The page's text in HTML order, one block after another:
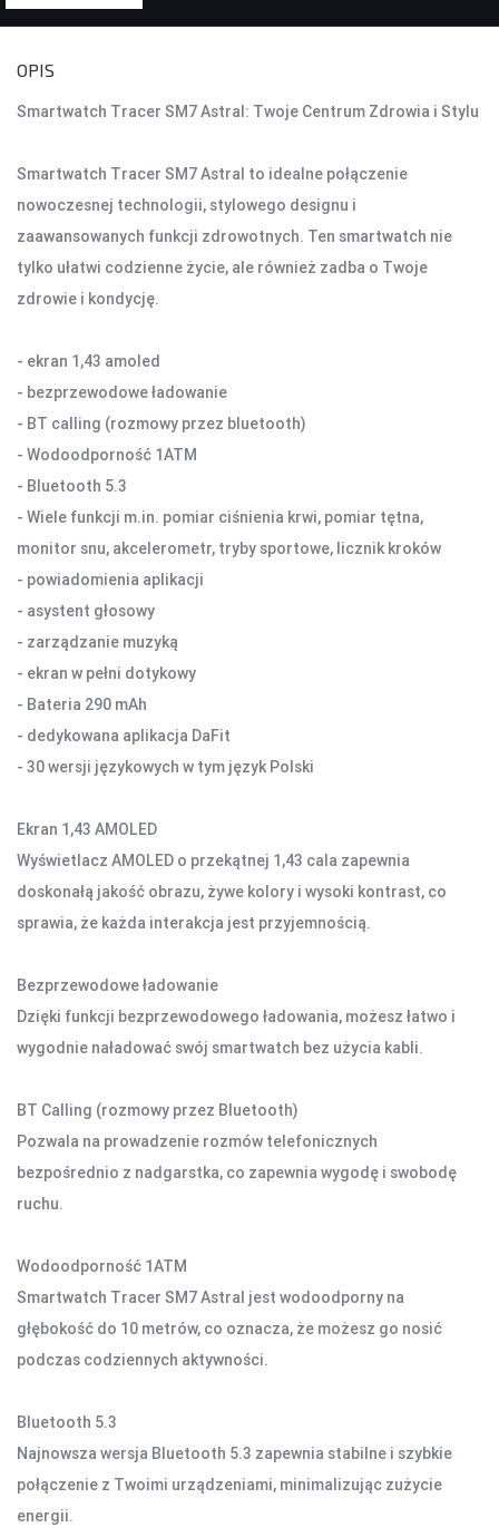
GAMEPADY
AKCESORIA DO NOTEBOOKA
STACJE CHŁODZĄCE
ZASILACZE
KAMERY PC
KAMERY SAMOCHODOWE
AKCESORIA DO KAMER
KAMERY DO MONITORINGU
KAMERY SPORTOWE OUTDOOROWE
APARATY
SMARTWATCHE I TABLETY
SMARTWATCHE
TABLETY
KREATYWNE
UCHWYTY I AKCESORIA TV
UCHWYTY TV/LCD
DOM I BIURO
NISZCZARKI I LAMINATORY
SEJFY I ZABEZPIECZENIA
PROJEKTORY
LISTWY ZASILAJĄCE
PRZEDŁUŻACZE
OŚWIETLENIE
LAMPY PIERŚCIENIOWE
LAMPKI TURYSTYCZNE
LATARKI
OPIS
Smartwatch Tracer SM7 Astral: Twoje Centrum Zdrowia i Stylu
Smartwatch Tracer SM7 Astral to idealne połączenie
nowoczesnej technologii, stylowego designu i
zaawansowanych funkcji zdrowotnych. Ten smartwatch nie
tylko ułatwi codzienne życie, ale również zadba o Twoje
zdrowie i kondycję.
- ekran 1,43 amoled
- bezprzewodowe ładowanie
- BT calling (rozmowy przez bluetooth)
- Wodoodporność 1ATM
- Bluetooth 5.3
- Wiele funkcji m.in. pomiar ciśnienia krwi, pomiar tętna,
monitor snu, akcelerometr, tryby sportowe, licznik kroków
- powiadomienia aplikacji
- asystent głosowy
- zarządzanie muzyką
- ekran w pełni dotykowy
- Bateria 290 mAh
- dedykowana aplikacja DaFit
- 30 wersji językowych w tym język Polski
Ekran 1,43 AMOLED
Wyświetlacz AMOLED o przekątnej 1,43 cala zapewnia
doskonałą jakość obrazu, żywe kolory i wysoki kontrast, co
sprawia, że każda interakcja jest przyjemnością.
Bezprzewodowe ładowanie
Dzięki funkcji bezprzewodowego ładowania, możesz łatwo i
wygodnie naładować swój smartwatch bez użycia kabli.
BT Calling (rozmowy przez Bluetooth)
Pozwala na prowadzenie rozmów telefonicznych
bezpośrednio z nadgarstka, co zapewnia wygodę i swobodę
ruchu.
Wodoodporność 1ATM
Smartwatch Tracer SM7 Astral jest wodoodporny na
głębokość do 10 metrów, co oznacza, że możesz go nosić
podczas codziennych aktywności.
Bluetooth 5.3
Najnowsza wersja Bluetooth 5.3 zapewnia stabilne i szybkie
połączenie z Twoimi urządzeniami, minimalizując zużycie
energii.